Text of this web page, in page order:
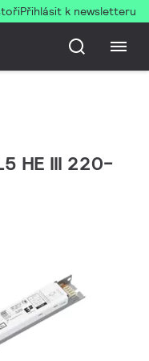
Přihlásit k newsletteru
HE III 220-